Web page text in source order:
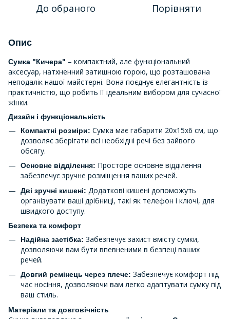
До обраного Порівняти
Опис
Сумка "Кичера" – компактний, але функціональний
аксесуар, натхненний затишною горою, що розташована
неподалік нашої майстерні. Вона поєднує елегантність із
практичністю, що робить її ідеальним вибором для сучасної
жінки.
Дизайн і функціональність
Компактні розміри: Сумка має габарити 20х15х6 см, що
дозволяє зберігати всі необхідні речі без зайвого
обсягу.
Основне відділення: Просторе основне відділення
забезпечує зручне розміщення ваших речей.
Дві зручні кишені: Додаткові кишені допоможуть
організувати ваші дрібниці, такі як телефон і ключі, для
швидкого доступу.
Безпека та комфорт
Надійна застібка: Забезпечує захист вмісту сумки,
дозволяючи вам бути впевненими в безпеці ваших
речей.
Довгий ремінець через плече: Забезпечує комфорт під
час носіння, дозволяючи вам легко адаптувати сумку під
ваш стиль.
Матеріали та довговічність